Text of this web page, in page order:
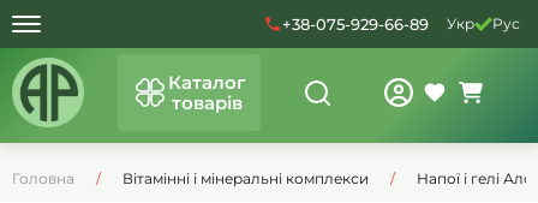
+38-075-929-66-89 Укр Рус
Каталог
товарів
Головна Вітамінні і мінеральні комплекси Напої і гелі